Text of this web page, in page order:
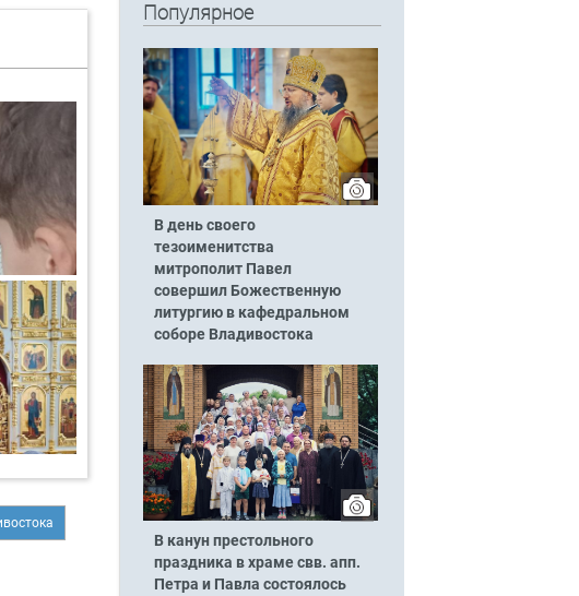
Популярное
В день своего
тезоименитства
митрополит Павел
совершил Божественную
литургию в кафедральном
соборе Владивостока
В канун престольного
праздника в храме свв. апп.
Петра и Павла состоялось